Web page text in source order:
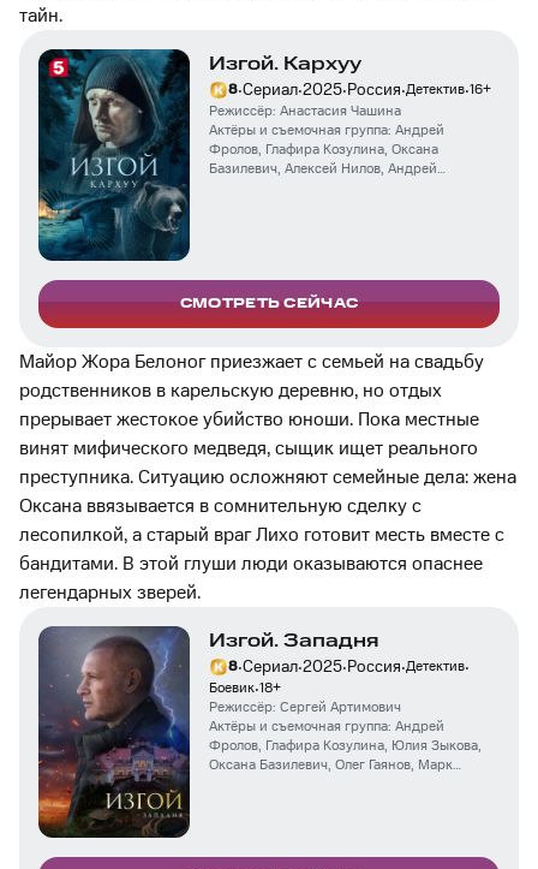
тайн.
Изгой. Кархуу
8·Сериал·2025·Россия·Детектив·16+
Режиссёр: Анастасия Чашина
Актёры и съемочная группа: Андрей
Фролов, Глафира Козулина, Оксана
Базилевич, Алексей Нилов, Андрей
СМОТРЕТЬ СЕЙЧАС
Майор Жора Белоног приезжает с семьей на свадьбу
родственников в карельскую деревню, но отдых
прерывает жестокое убийство юноши. Пока местные
винят мифического медведя, сыщик ищет реального
преступника. Ситуацию осложняют семейные дела: жена
Оксана ввязывается в сомнительную сделку с
лесопилкой, а старый враг Лихо готовит месть вместе с
бандитами. В этой глуши люди оказываются опаснее
легендарных зверей.
Изгой. Западня
8·Сериал·2025·Россия·Детектив·
Боевик·18+
Режиссёр: Сергей Артимович
Актёры и съемочная группа: Андрей
Фролов, Глафира Козулина, Юлия Зыкова,
Оксана Базилевич, Олег Гаянов, Марк